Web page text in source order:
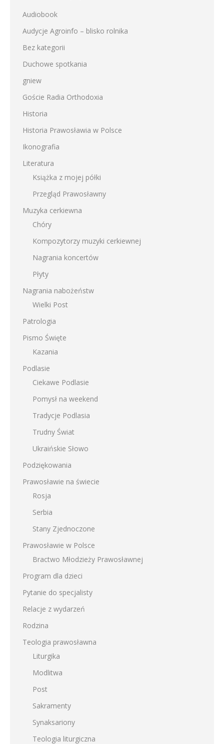
Audiobook
Audycje Agroinfo – blisko rolnika
Bez kategorii
Duchowe spotkania
gniew
Goście Radia Orthodoxia
Historia
Historia Prawosławia w Polsce
Ikonografia
Literatura
Książka z mojej półki
Przegląd Prawosławny
Muzyka cerkiewna
Chóry
Kompozytorzy muzyki cerkiewnej
Nagrania koncertów
Płyty
Nagrania nabożeństw
Wielki Post
Patrologia
Pismo Święte
Kazania
Podlasie
Ciekawe Podlasie
Pomysł na weekend
Tradycje Podlasia
Trudny Świat
Ukraińskie Słowo
Podziękowania
Prawosławie na świecie
Rosja
Serbia
Stany Zjednoczone
Prawosławie w Polsce
Bractwo Młodzieży Prawosławnej
Program dla dzieci
Pytanie do specjalisty
Relacje z wydarzeń
Rodzina
Teologia prawosławna
Liturgika
Modlitwa
Post
Sakramenty
Synaksariony
Teologia liturgiczna